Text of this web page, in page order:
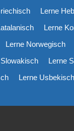
Lerne
Lerne
Lerne Norwegisch
Lerne
Lerne Usbekisch